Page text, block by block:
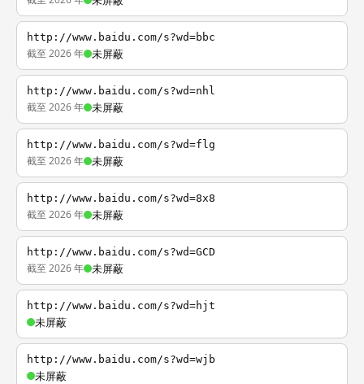
http://www.baidu.com/s?wd=bbc
截至 2026 年 未屏蔽
http://www.baidu.com/s?wd=nhl
截至 2026 年 未屏蔽
http://www.baidu.com/s?wd=flg
截至 2026 年 未屏蔽
http://www.baidu.com/s?wd=8x8
截至 2026 年 未屏蔽
http://www.baidu.com/s?wd=GCD
截至 2026 年 未屏蔽
http://www.baidu.com/s?wd=hjt
未屏蔽
http://www.baidu.com/s?wd=wjb
未屏蔽